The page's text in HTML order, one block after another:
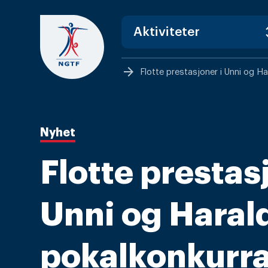
content
arrow_forward Flotte prestasjoner i Unni og
Nyhet
Flotte
Unni og